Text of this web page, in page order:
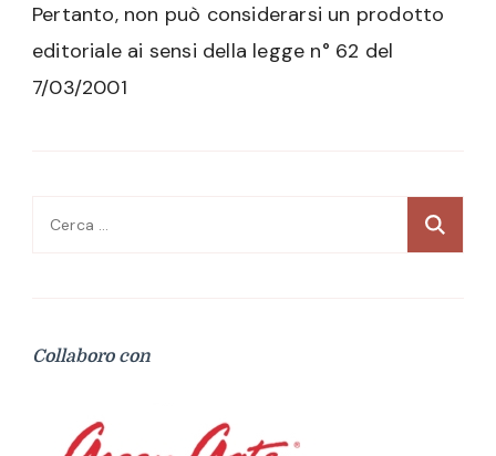
Pertanto, non può considerarsi un prodotto
editoriale ai sensi della legge n° 62 del
7/03/2001
Ricerca
Collaboro con